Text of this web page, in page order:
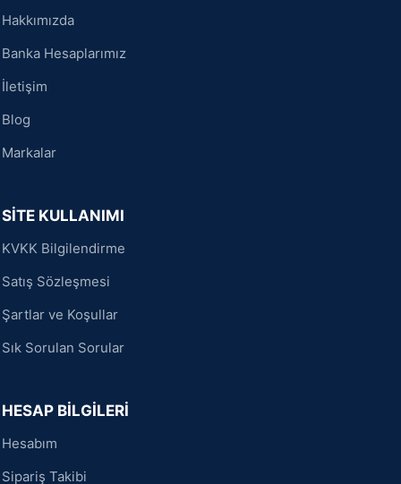
Hakkımızda
Banka Hesaplarımız
İletişim
Blog
Markalar
SİTE KULLANIMI
KVKK Bilgilendirme
Satış Sözleşmesi
Şartlar ve Koşullar
Sık Sorulan Sorular
HESAP BİLGİLERİ
Hesabım
Sipariş Takibi